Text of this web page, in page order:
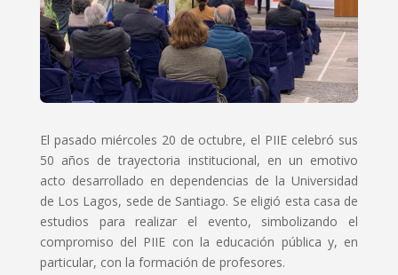
El pasado miércoles 20 de octubre, el PIIE celebró sus
50 años de trayectoria institucional, en un emotivo
acto desarrollado en dependencias de la Universidad
de Los Lagos, sede de Santiago. Se eligió esta casa de
estudios para realizar el evento, simbolizando el
compromiso del PIIE con la educación pública y, en
particular, con la formación de profesores.